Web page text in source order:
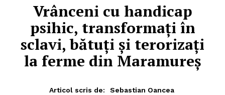
Vrânceni cu handicap
psihic, transformați în
sclavi, bătuți și terorizați
la ferme din Maramureș
Articol scris de:
Sebastian Oancea